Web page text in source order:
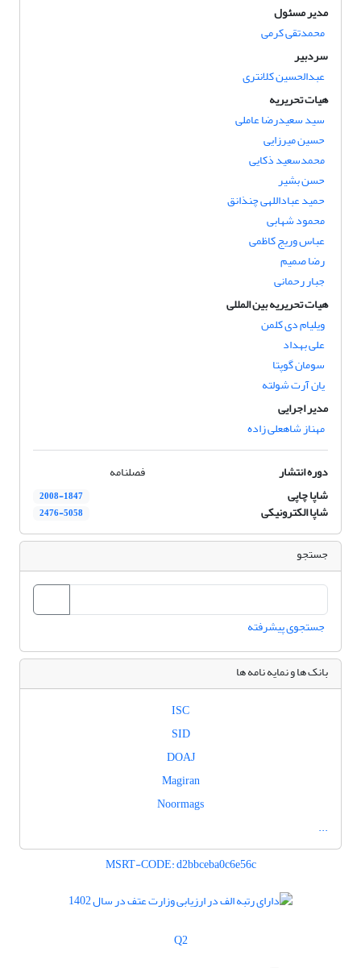
مدیر مسئول
محمدتقی کرمی
سردبیر
عبدالحسین کلانتری
هیات تحریریه
سید سعیدرضا عاملی
حسین میرزایی
محمدسعید ذکایی
حسن بشیر
حمید عباداللهی چنذانق
محمود شهابی
عباس وریج کاظمی
رضا صمیم
جبار رحمانی
هیات تحریریه بین المللی
ویلیام دی کلمن
علی بهداد
سومان گوپتا
یان آرت شولته
مدیر اجرایی
مهناز شاهعلی زاده
دوره انتشار
فصلنامه
شاپا چاپی
2008-1847
شاپا الکترونیکی 2476-5058
جستجو
جستجوی پیشرفته
بانک ها و نمایه نامه ها
ISC
SID
DOAJ
Magiran
Noormags
...
MSRT-CODE: d2bbceba0c6e56c
Q2